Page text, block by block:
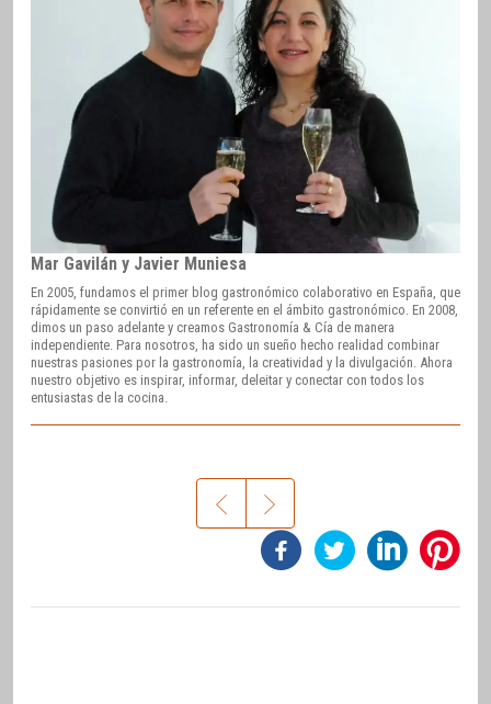
Mar Gavilán y Javier Muniesa
En 2005, fundamos el primer blog gastronómico colaborativo en España, que
rápidamente se convirtió en un referente en el ámbito gastronómico. En 2008,
dimos un paso adelante y creamos Gastronomía & Cía de manera
independiente. Para nosotros, ha sido un sueño hecho realidad combinar
nuestras pasiones por la gastronomía, la creatividad y la divulgación. Ahora
nuestro objetivo es inspirar, informar, deleitar y conectar con todos los
entusiastas de la cocina.